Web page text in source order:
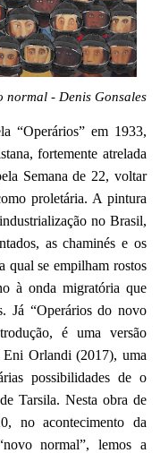
normal - Denis Gonsales
“Operários” em 1933,
fortemente atrelada
Semana de 22, voltar
proletária. A pintura
no Brasil,
as chaminés e os
qual se empilham rostos
à onda migratória que
Já “Operários do novo
é uma versão
Orlandi (2017), uma
possibilidades de o
Tarsila. Nesta obra de
no acontecimento da
normal”, lemos a